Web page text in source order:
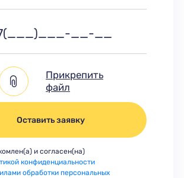
Прикрепить
файл
Оставить заявку
и согласен(на)
конфиденциальности
обработки персональных